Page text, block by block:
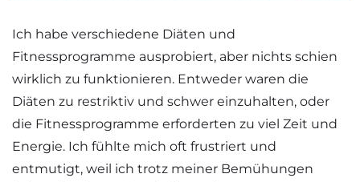
Ich habe verschiedene Diäten und
Fitnessprogramme ausprobiert, aber nichts schien
wirklich zu funktionieren. Entweder waren die
Diäten zu restriktiv und schwer einzuhalten, oder
die Fitnessprogramme erforderten zu viel Zeit und
Energie. Ich fühlte mich oft frustriert und
entmutigt, weil ich trotz meiner Bemühungen